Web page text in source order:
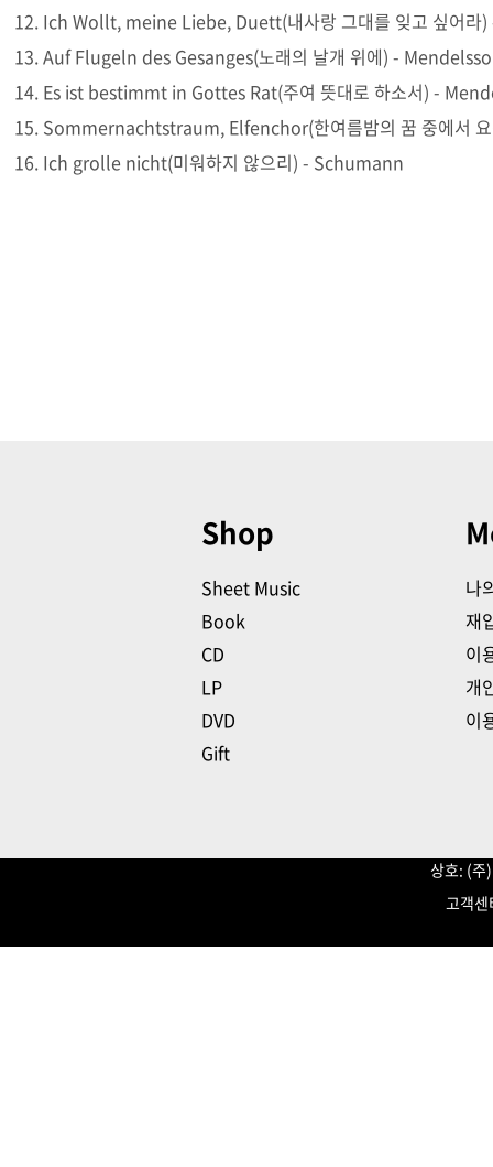
12. Ich Wollt, meine Liebe, Duett(내사랑 그대를 잊고 싶어
13. Auf Flugeln des Gesanges(노래의 날개 위에) -
14. Es ist bestimmt in Gottes Rat(주여 뜻대로 하소서) -
15. Sommernachtstraum, Elfenchor(한여름밤의 꿈 중에서
16. Ich grolle nicht(미워하지 않으리) - Schumann
Shop
Sheet Music
Book
CD
LP
DVD
Gift
나
재
이
개
이
상호: (
고객